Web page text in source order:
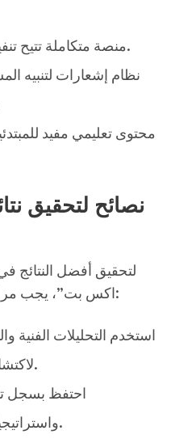
منصة متكاملة تتيح تنفيذ العمليات بسهولة.
نظام إشعارات لتنبيه
محتوى تعليمي مفيد
نصائح لتحقيق
لتحقيق أفضل النتائج
اكس بت”، يجب مراعاة بعض النصائح التالية:
استخدم التحليلات الفنية
لاكتشاف الفرص الأفضل.
احتفظ بسجل
واستراتيجيات النجاح والفشل.